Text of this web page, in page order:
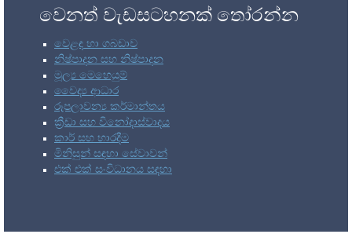
වෙනත් වැඩසටහනක් තෝරන්න
වෙළඳ හා ගබඩාව
නිෂ්පාදන සහ නිෂ්පාදන
මූල්‍ය මෙහෙයුම්
වෛද්‍ය ආධාර
රූපලාවන්‍ය කර්මාන්තය
ක්‍රීඩා සහ විනෝදාස්වාදය
කාර් සහ භාරදීම
මිනිසුන් සඳහා සේවාවන්
එක් එක් සංවිධානය සඳහා